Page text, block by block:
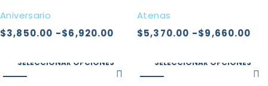
Aniversario
$3,850.00 -$6,920.00
Atenas
$5,370.00 -$9,660.00
SELECCIONAR OPCIONES SELECCIONAR OPCIONES